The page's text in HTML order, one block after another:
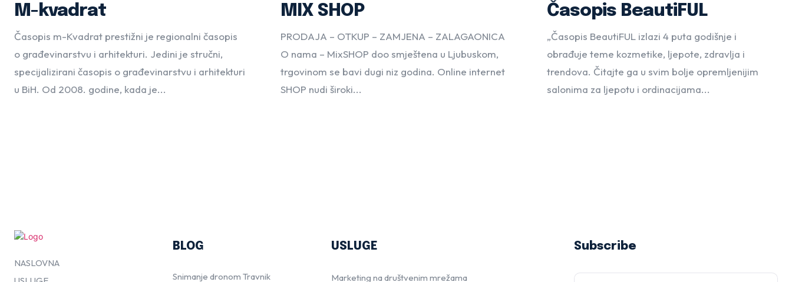
M-kvadrat
Časopis m-Kvadrat prestižni je regionalni časopis
o građevinarstvu i arhitekturi. Jedini je stručni,
specijalizirani časopis o građevinarstvu i arhitekturi
u BiH. Od 2008. godine, kada je...
MIX SHOP
PRODAJA – OTKUP – ZAMJENA – ZALAGAONICA
O nama – MixSHOP doo smještena u Ljubuskom,
trgovinom se bavi dugi niz godina. Online internet
SHOP nudi široki...
Časopis BeautiFUL
„Časopis BeautiFUL izlazi 4 puta godišnje i
obrađuje teme kozmetike, ljepote, zdravlja i
trendova. Čitajte ga u svim bolje opremljenijim
salonima za ljepotu i ordinacijama...
NASLOVNA
BLOG
Snimanje dronom Travnik
USLUGE
Marketing na društvenim mrežama
Subscribe